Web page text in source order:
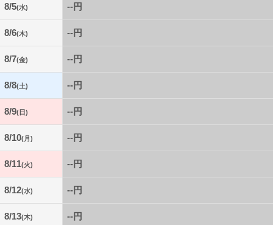
8/5(水) --円
8/6(木) --円
8/7(金) --円
8/8(土) --円
8/9(日) --円
8/10(月) --円
8/11(火) --円
8/12(水) --円
8/13(木) --円